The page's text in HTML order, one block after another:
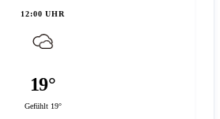
12:00 UHR
19°
Gefühlt 19°